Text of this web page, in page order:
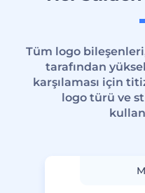
Tüm logo
tarafından
karşılaması için
logo türü ve